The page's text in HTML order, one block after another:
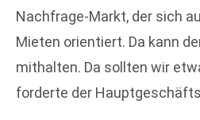
Nachfrage-Markt, der sich
Mieten orientiert. Da kann
mithalten. Da sollten wir
forderte der